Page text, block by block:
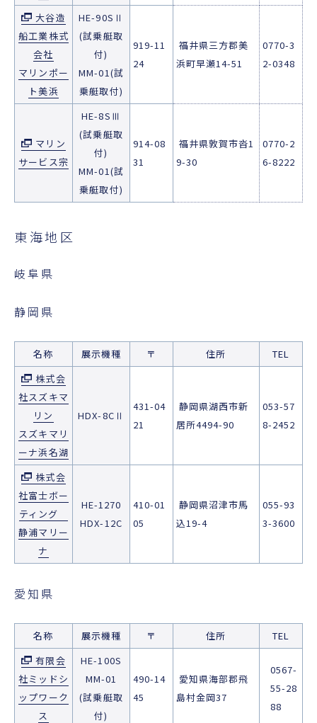
大谷造
船工業株式
会社
マリンポー
ト美浜
HE-90SⅡ
(試乗艇取
付)
MM-01(試
乗艇取付)
919-11
24
福井県三方郡美
浜町早瀬14-51
0770-3
2-0348
マリン
サービス宗
HE-8SⅢ
(試乗艇取
付)
MM-01(試
乗艇取付)
914-08
31
福井県敦賀市沓1
9-30
0770-2
6-8222
東海地区
岐阜県
静岡県
名称 展示機種 〒 住所
TEL
株式会
社スズキマ
リン
スズキマリ
ーナ浜名湖
HDX-8CⅡ
431-04
21
静岡県湖西市新
居所4494-90
053-57
8-2452
株式会
社富士ボー
ティング
静浦マリー
ナ
HE-1270
HDX-12C
410-01
05
静岡県沼津市馬
込19-4
055-93
3-3600
愛知県
名称 展示機種 〒 住所
TEL
有限会
社ミッドシ
ップワーク
ス
HE-100S
MM-01
(試乗艇取
付)
490-14
45
愛知県海部郡飛
島村金岡37
0567-
55-28
88